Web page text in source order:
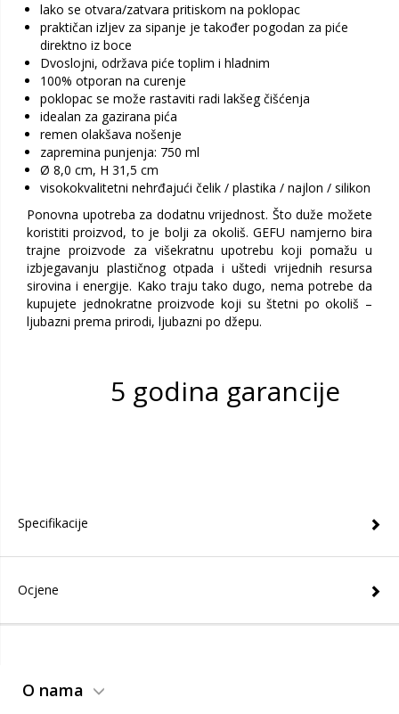
lako se otvara/zatvara pritiskom na poklopac
praktičan izljev za sipanje je također pogodan za piće
direktno iz boce
Dvoslojni, održava piće toplim i hladnim
100% otporan na curenje
poklopac se može rastaviti radi lakšeg čišćenja
idealan za gazirana pića
remen olakšava nošenje
zapremina punjenja: 750 ml
Ø 8,0 cm, H 31,5 cm
visokokvalitetni nehrđajući čelik / plastika / najlon / silikon
Ponovna upotreba za dodatnu vrijednost. Što duže možete
koristiti proizvod, to je bolji za okoliš. GEFU namjerno bira
trajne proizvode za višekratnu upotrebu koji pomažu u
izbjegavanju plastičnog otpada i uštedi vrijednih resursa
sirovina i energije. Kako traju tako dugo, nema potrebe da
kupujete jednokratne proizvode koji su štetni po okoliš –
ljubazni prema prirodi, ljubazni po džepu.
5 godina garancije
Specifikacije
Ocjene
O nama